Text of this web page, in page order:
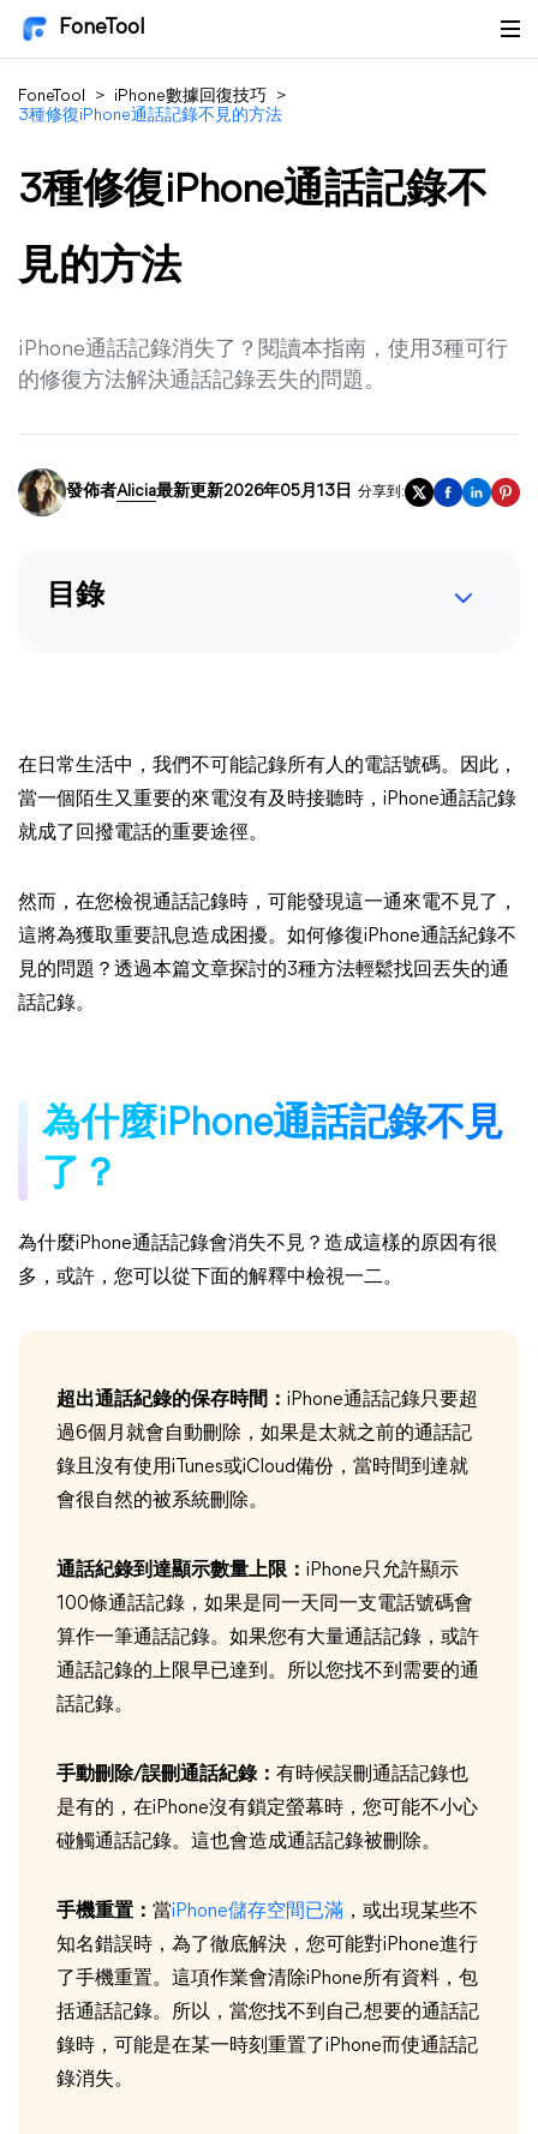
FoneTool
FoneTool > iPhone數據回復技巧
>
3種修復iPhone通話記錄不見的方法
3種修復iPhone通話記錄不
見的方法
iPhone通話記錄消失了？閱讀本指南，使用3種可行
的修復方法解決通話記錄丟失的問題。
發佈者Alicia最新更新2026年05月13日 分享到:
目錄
在日常生活中，我們不可能記錄所有人的電話號碼。因此，
當一個陌生又重要的來電沒有及時接聽時，iPhone通話記錄
就成了回撥電話的重要途徑。
然而，在您檢視通話記錄時，可能發現這一通來電不見了，
這將為獲取重要訊息造成困擾。如何修復iPhone通話紀錄不
見的問題？透過本篇文章探討的3種方法輕鬆找回丟失的通
話記錄。
為什麼iPhone通話記錄不見
了？
為什麼iPhone通話記錄會消失不見？造成這樣的原因有很
多，或許，您可以從下面的解釋中檢視一二。
超出通話紀錄的保存時間： iPhone通話記錄只要超
過6個月就會自動刪除，如果是太就之前的通話記
錄且沒有使用iTunes或iCloud備份，當時間到達就
會很自然的被系統刪除。
通話紀錄到達顯示數量上限： iPhone只允許顯示
100條通話記錄，如果是同一天同一支電話號碼會
算作一筆通話記錄。如果您有大量通話記錄，或許
通話記錄的上限早已達到。所以您找不到需要的通
話記錄。
手動刪除/誤刪通話紀錄： 有時候誤刪通話記錄也
是有的，在iPhone沒有鎖定螢幕時，您可能不小心
碰觸通話記錄。這也會造成通話記錄被刪除。
手機重置： 當iPhone儲存空間已滿 ，或出現某些不
知名錯誤時，為了徹底解決，您可能對iPhone進行
了手機重置。這項作業會清除iPhone所有資料，包
括通話記錄。所以，當您找不到自己想要的通話記
錄時，可能是在某一時刻重置了iPhone而使通話記
錄消失。